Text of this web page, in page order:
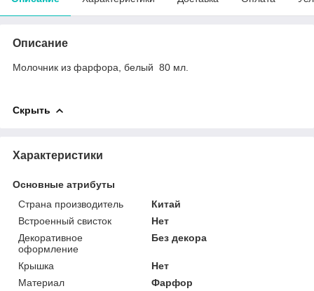
Описание
Молочник из фарфора, белый 80 мл.
Скрыть
Характеристики
Основные атрибуты
Страна производитель
Китай
Встроенный свисток
Нет
Декоративное
оформление
Без декора
Крышка
Нет
Материал
Фарфор